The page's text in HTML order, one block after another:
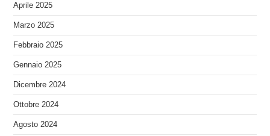
Aprile 2025
Marzo 2025
Febbraio 2025
Gennaio 2025
Dicembre 2024
Ottobre 2024
Agosto 2024